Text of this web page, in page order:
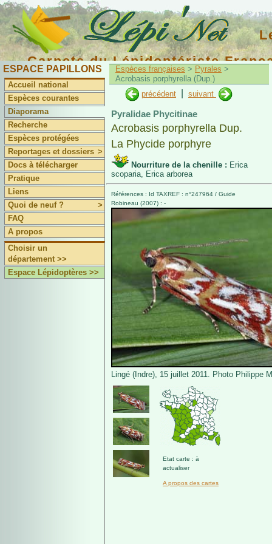
Carnets du Lépidoptériste
ESPACE PAPILLONS
Accueil national
Espèces courantes
Diaporama
Recherche
Espèces protégées
Reportages et dossiers >
Docs à télécharger
Pratique
Liens
Quoi de neuf ?
>
FAQ
A propos
Choisir un
département >>
Espace Lépidoptères >>
Espèces françaises > Pyrales >
Acrobasis porphyrella (Dup.)
précédent
suivant
Pyralidae Phycitinae
Acrobasis porphyrella Dup.
La Phycide porphyre
Nourriture de la chenille : Erica
scoparia, Erica arborea
Références : Id TAXREF : n°247964 / Guide
Robineau (2007) : -
Lingé (Indre), 15 juillet 2011. Photo Philippe
Etat carte : à
actualiser
A propos des cartes